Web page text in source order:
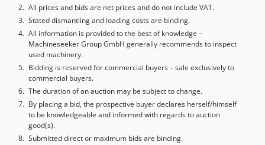
All prices and bids are net prices and do not include VAT.
Stated dismantling and loading costs are binding.
All information is provided to the best of knowledge –
Machineseeker Group GmbH generally recommends to inspect
used machinery.
Bidding is reserved for commercial buyers – sale exclusively to
commercial buyers.
The duration of an auction may be subject to change.
By placing a bid, the prospective buyer declares herself/himself
to be knowledgeable and informed with regards to auction
good(s).
Submitted direct or maximum bids are binding.